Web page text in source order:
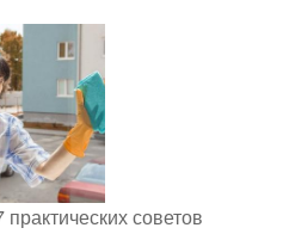
советов